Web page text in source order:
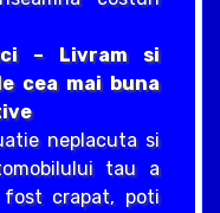
– Livram si
cea mai buna
neplacuta si
tau a
crapat, poti